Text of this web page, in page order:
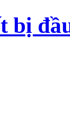
bị